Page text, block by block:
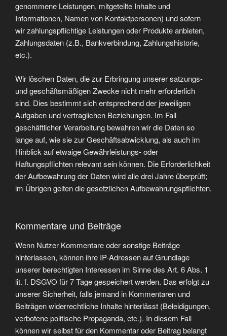
genommene Leistungen, mitgeteilte Inhalte und
Informationen, Namen von Kontaktpersonen) und sofern
wir zahlungspflichtige Leistungen oder Produkte anbieten,
Zahlungsdaten (z.B., Bankverbindung, Zahlungshistorie,
etc.).
Wir löschen Daten, die zur Erbringung unserer satzungs-
und geschäftsmäßigen Zwecke nicht mehr erforderlich
sind. Dies bestimmt sich entsprechend der jeweiligen
Aufgaben und vertraglichen Beziehungen. Im Fall
geschäftlicher Verarbeitung bewahren wir die Daten so
lange auf, wie sie zur Geschäftsabwicklung, als auch im
Hinblick auf etwaige Gewährleistungs- oder
Haftungspflichten relevant sein können. Die Erforderlichkeit
der Aufbewahrung der Daten wird alle drei Jahre überprüft;
im Übrigen gelten die gesetzlichen Aufbewahrungspflichten.
Kommentare und Beiträge
Wenn Nutzer Kommentare oder sonstige Beiträge
hinterlassen, können ihre IP-Adressen auf Grundlage
unserer berechtigten Interessen im Sinne des Art. 6 Abs. 1
lit. f. DSGVO für 7 Tage gespeichert werden. Das erfolgt zu
unserer Sicherheit, falls jemand in Kommentaren und
Beiträgen widerrechtliche Inhalte hinterlässt (Beleidigungen,
verbotene politische Propaganda, etc.). In diesem Fall
können wir selbst für den Kommentar oder Beitrag belangt